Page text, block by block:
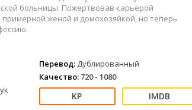
Спорт
Фантастика
Фэнтези
2022
Русские
СССР
Зарубежные
больницы. Пожертвовав карьерой
женой и домохозяйкой, но теперь
Перевод: Дублированный
Качество: 720 - 1080